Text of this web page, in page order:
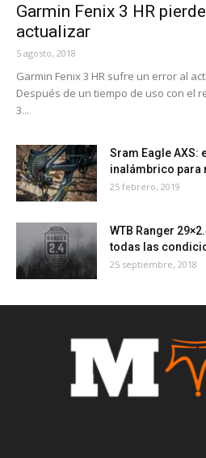
Garmin Fenix 3 HR
actualizar
5 agosto, 2018
Garmin Fenix 3 HR sufre un error al
Después de un tiempo de uso con el
3...
Sram Eagle AXS:
inalámbrico para
25 febrero, 2019
WTB Ranger
todas las
25 septiembre, 2018